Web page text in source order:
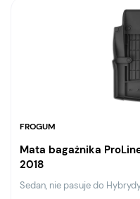
FROGUM
Mata bagażnika
2018
Sedan, nie pasuje do